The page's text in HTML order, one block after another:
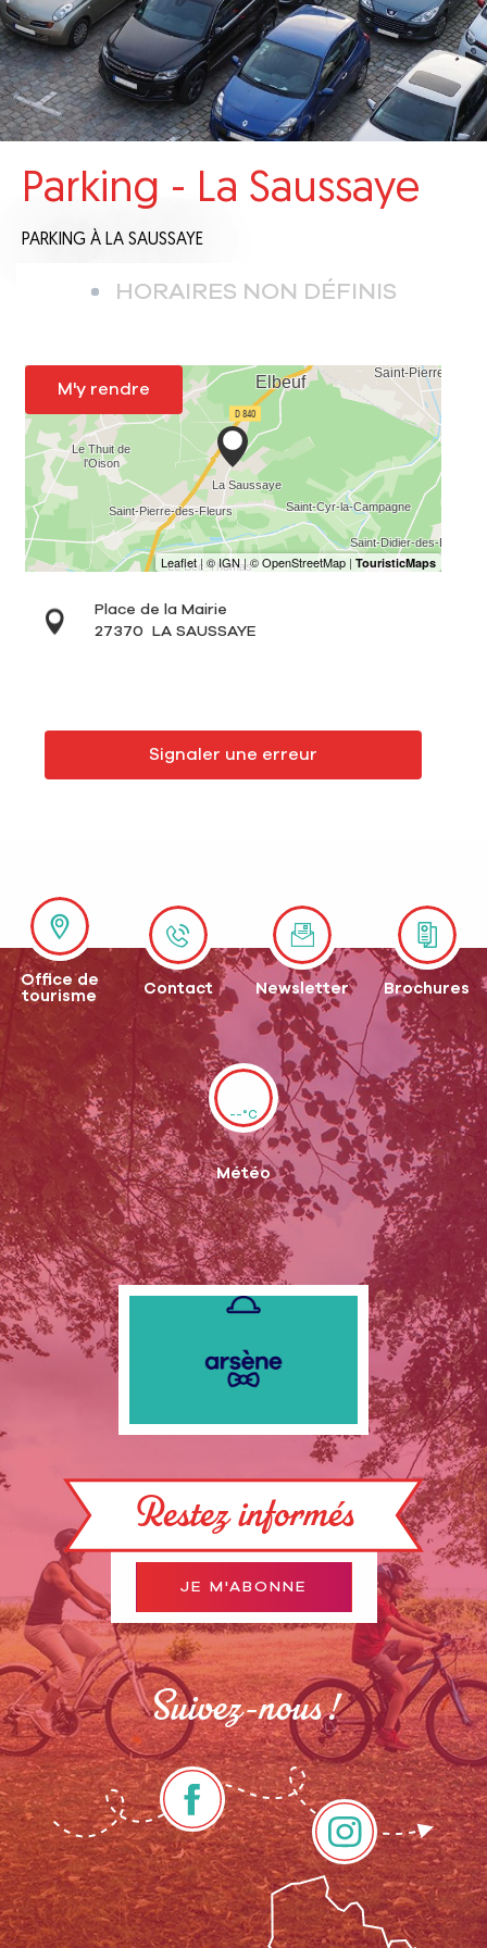
Parking - La Saussaye
PARKING À LA SAUSSAYE
HORAIRES NON DÉFINIS
M'y rendre
Place de la Mairie
27370
LA SAUSSAYE
Signaler une erreur
Office de
tourisme
Contact Newsletter Brochures
--°C
Météo
Restez informés
JE M'ABONNE
Suivez-nous !